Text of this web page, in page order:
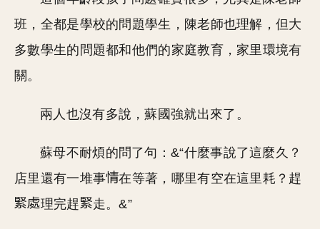
班，全都是學校的問題學生，陳老師也理解，但大
多數學生的問題都和他們的家庭教育，家里環境有
關。
兩人也沒有多說，蘇國強就出來了。
蘇母不耐煩的問了句：&“什麼事說了這麼久？
店里還有一堆事
在等著，哪里有空在這里耗？趕
理完趕
走。&”